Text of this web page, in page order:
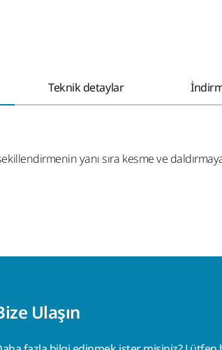
Teknik detaylar
yanı sıra kesme ve
Ulaşın